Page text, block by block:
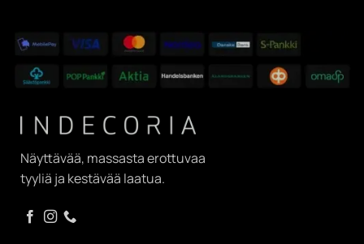
Näyttävää, massasta erottuvaa
tyyliä ja kestävää laatua.